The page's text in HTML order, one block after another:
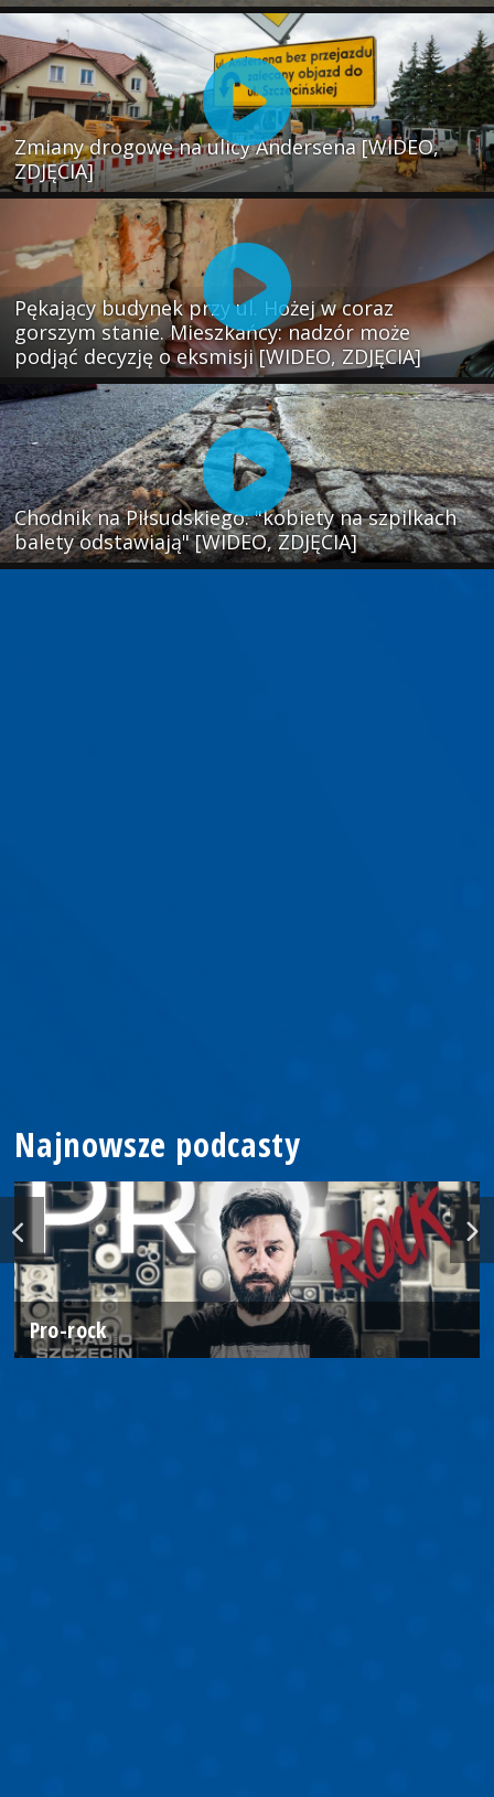
Zmiany drogowe na ulicy Andersena [WIDEO,
ZDJĘCIA]
Pękający budynek przy ul. Hożej w coraz
gorszym stanie. Mieszkańcy: nadzór może
podjąć decyzję o eksmisji [WIDEO, ZDJĘCIA]
Chodnik na Piłsudskiego: "kobiety na szpilkach
balety odstawiają" [WIDEO, ZDJĘCIA]
Najnowsze podcasty
Pro-rock